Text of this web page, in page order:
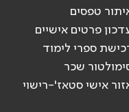
טפסים
פרטים אישיים
ספרי לימוד
שכר
אישי סטאז'-רישוי